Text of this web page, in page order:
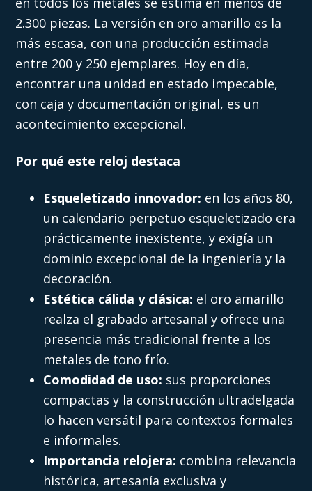
2.300 piezas. La versión en oro amarillo es la
más escasa, con una producción estimada
entre 200 y 250 ejemplares. Hoy en día,
encontrar una unidad en estado impecable,
con caja y documentación original, es un
acontecimiento excepcional.
Por qué este reloj destaca
Esqueletizado innovador: en los años 80,
un calendario perpetuo esqueletizado era
prácticamente inexistente, y exigía un
dominio excepcional de la ingeniería y la
decoración.
Estética cálida y clásica: el oro amarillo
realza el grabado artesanal y ofrece una
presencia más tradicional frente a los
metales de tono frío.
Comodidad de uso: sus proporciones
compactas y la construcción ultradelgada
lo hacen versátil para contextos formales
e informales.
Importancia relojera: combina relevancia
histórica, artesanía exclusiva y